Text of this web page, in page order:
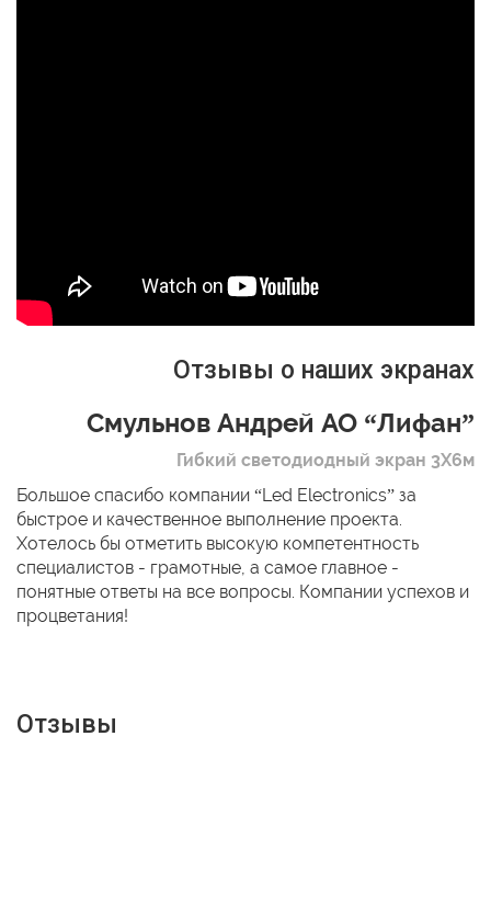
Отзывы о наших экранах
Смульнов Андрей АО “Лифан”
Гибкий светодиодный экран 3Х6м
Большое спасибо компании “Led Electronics” за
быстрое и качественное выполнение проекта.
Хотелось бы отметить высокую компетентность
специалистов - грамотные, а самое главное -
понятные ответы на все вопросы. Компании успехов и
процветания!
Отзывы